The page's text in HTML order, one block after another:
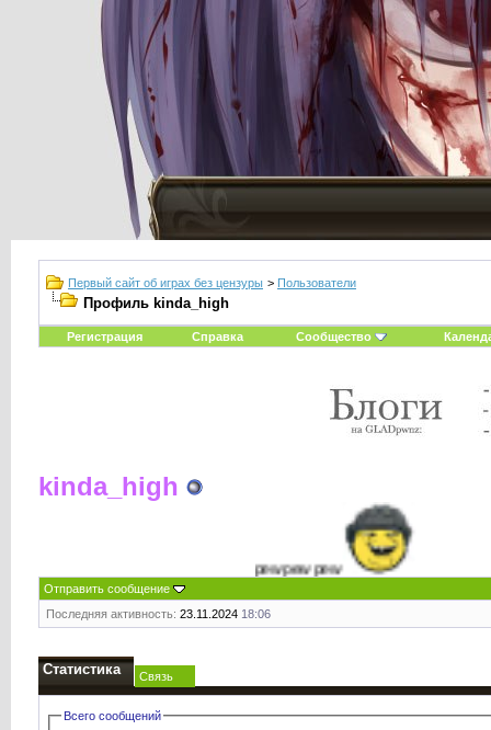
Первый сайт об играх без цензуры > Пользователи
Профиль kinda_high
Регистрация Справка Сообщество
kinda_high
pew pew pew
Отправить сообщение
Последняя активность: 23.11.2024 18:06
Статистика Связь
Всего сообщений